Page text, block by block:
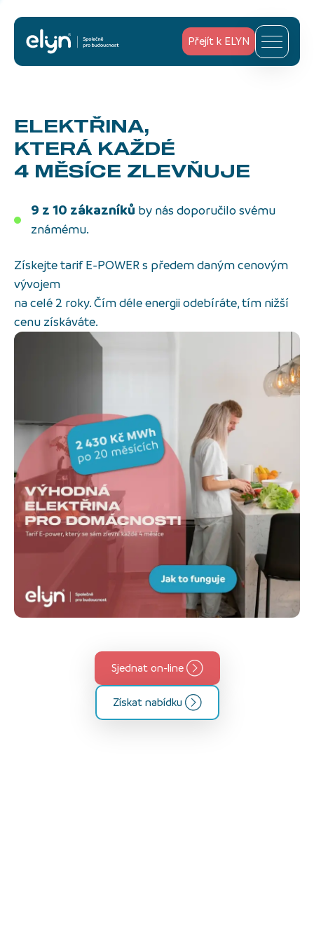
Přejít k ELYN
ELEKTŘINA,
KTERÁ KAŽDÉ
4 MĚSÍCE ZLEVŇUJE
9 z 10 zákazníků by nás doporučilo svému
známému.
Získejte tarif E-POWER s předem daným cenovým
vývojem
na celé 2 roky. Čím déle energii odebíráte, tím nižší
cenu získáváte.
Sjednat on-line
Získat nabídku